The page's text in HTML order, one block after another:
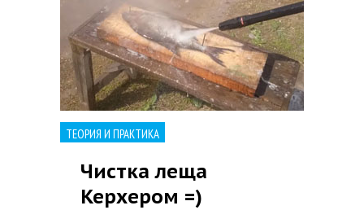
ТЕОРИЯ И ПРАКТИКА
Чистка леща
Керхером =)